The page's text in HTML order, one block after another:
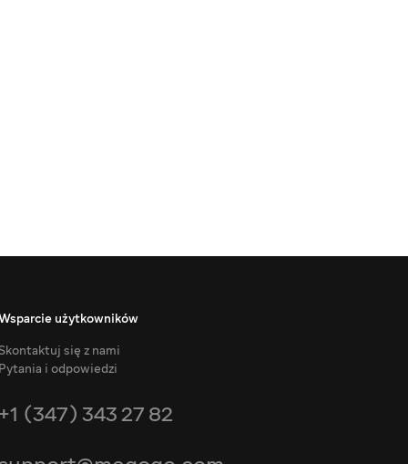
użytkowników
się z nami
Pytania i odpowiedzi
+1 (347) 343 27 82